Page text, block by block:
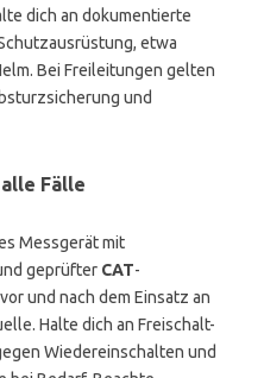
dich an dokumentierte
etwa
Bei Freileitungen gelten
und
Fälle
Messgerät mit
geprüfter CAT-
und nach dem Einsatz an
Halte dich an Freischalt-
Wiedereinschalten und